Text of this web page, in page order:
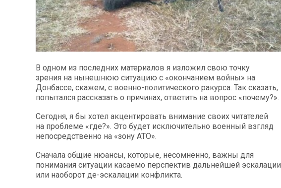
В одном из последних материалов я изложил свою точку
зрения на нынешнюю ситуацию с «окончанием войны» на
Донбассе, скажем, с военно-политического ракурса. Так сказать,
попытался рассказать о причинах, ответить на вопрос «почему?».
Сегодня, я бы хотел акцентировать внимание своих читателей
на проблеме «где?». Это будет исключительно военный взгляд
непосредственно на «зону АТО».
Сначала общие нюансы, которые, несомненно, важны для
понимания ситуации касаемо перспектив дальнейшей эскалации
или наоборот де-эскалации конфликта.